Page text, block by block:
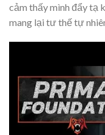
cảm thấy mình đẩy tạ
mang lại tư thế tự